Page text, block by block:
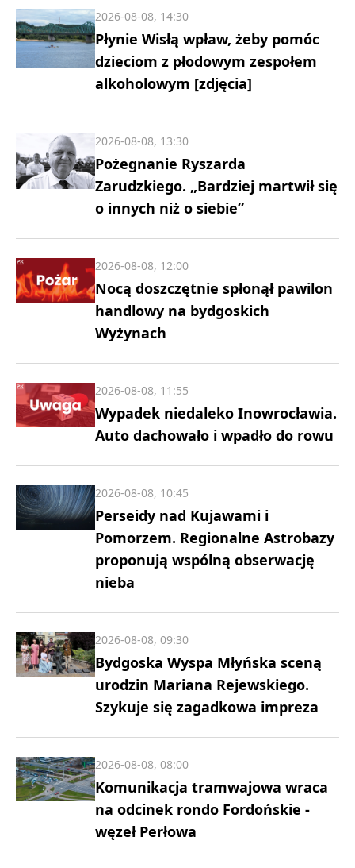
Płynie Wisłą wpław, żeby pomóc
dzieciom z płodowym zespołem
alkoholowym [zdjęcia]
2026-08-08, 14:30
Pożegnanie Ryszarda
Zarudzkiego. „Bardziej martwił się
o innych niż o siebie”
2026-08-08, 13:30
Nocą doszczętnie spłonął pawilon
handlowy na bydgoskich
Wyżynach
2026-08-08, 12:00
Wypadek niedaleko Inowrocławia.
Auto dachowało i wpadło do rowu
2026-08-08, 11:55
Perseidy nad Kujawami i
Pomorzem. Regionalne Astrobazy
proponują wspólną obserwację
nieba
2026-08-08, 10:45
Bydgoska Wyspa Młyńska sceną
urodzin Mariana Rejewskiego.
Szykuje się zagadkowa impreza
2026-08-08, 09:30
Komunikacja tramwajowa wraca
na odcinek rondo Fordońskie -
węzeł Perłowa
2026-08-08, 08:00